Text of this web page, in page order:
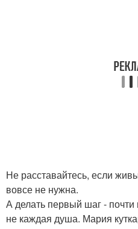
Не расставайтесь, если
вовсе не нужна.
А делать первый шаг - почти
не каждая душа. Мария